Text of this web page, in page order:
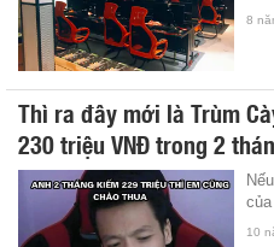
8
Thì ra đây mới là Trùm
230 triệu VNĐ trong 2
của
10